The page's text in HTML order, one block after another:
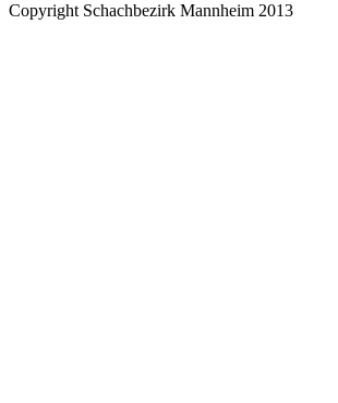
Copyright Schachbezirk Mannheim 2013